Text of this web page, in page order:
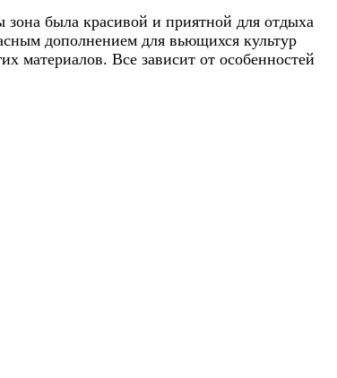
зона была красивой и приятной для отдыха
дополнением для вьющихся культур
материалов. Все зависит от особенностей